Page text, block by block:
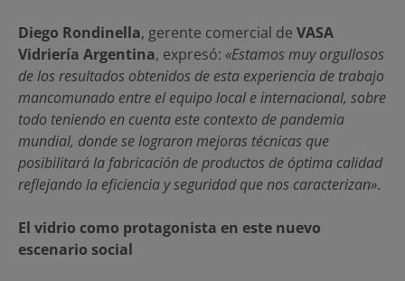
Diego Rondinella, gerente comercial de VASA
Vidriería Argentina, expresó: «Estamos muy orgullosos
de los resultados obtenidos de esta experiencia de trabajo
mancomunado entre el equipo local e internacional, sobre
todo teniendo en cuenta este contexto de pandemia
mundial, donde se lograron mejoras técnicas que
posibilitará la fabricación de productos de óptima calidad
reflejando la eficiencia y seguridad que nos caracterizan».
El vidrio como protagonista en este nuevo
escenario social